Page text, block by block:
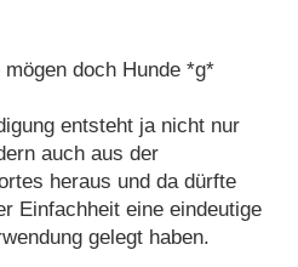
doch Hunde *g*
entsteht ja nicht nur
auch aus der
heraus und da dürfte
Einfachheit eine eindeutige
gelegt haben.